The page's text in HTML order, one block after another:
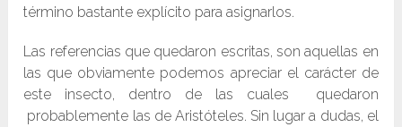
término bastante explícito para asignarlos.
Las referencias que quedaron escritas, son aquellas en
las que obviamente podemos apreciar el carácter de
este insecto, dentro de las cuales quedaron
probablemente las de Aristóteles. Sin lugar a dudas, el